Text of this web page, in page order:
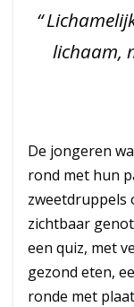
lichaam,
De jongeren
rond met hun
zweetdruppels
zichtbaar
een quiz, met
gezond eten,
ronde met